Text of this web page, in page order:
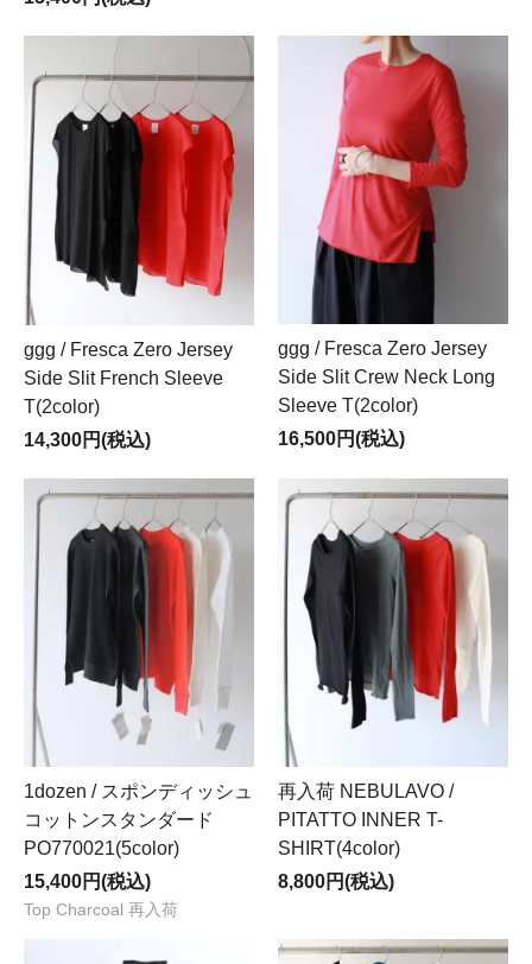
ggg / Fresca Zero Jersey
Side Slit French Sleeve
T(2color)
14,300円(税込)
ggg / Fresca Zero Jersey
Side Slit Crew Neck Long
Sleeve T(2color)
16,500円(税込)
1dozen / スポンディッシュ
コットンスタンダード
PO770021(5color)
15,400円(税込)
Top Charcoal 再入荷
再入荷 NEBULAVO /
PITATTO INNER T-
SHIRT(4color)
8,800円(税込)